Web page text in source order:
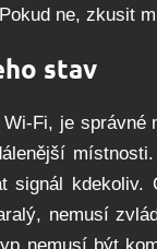
ne, zkusit
stav
Fi, je
signál
nemusí